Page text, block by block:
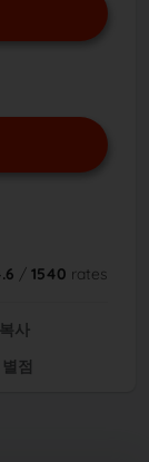
/1540 rates
복사
별점